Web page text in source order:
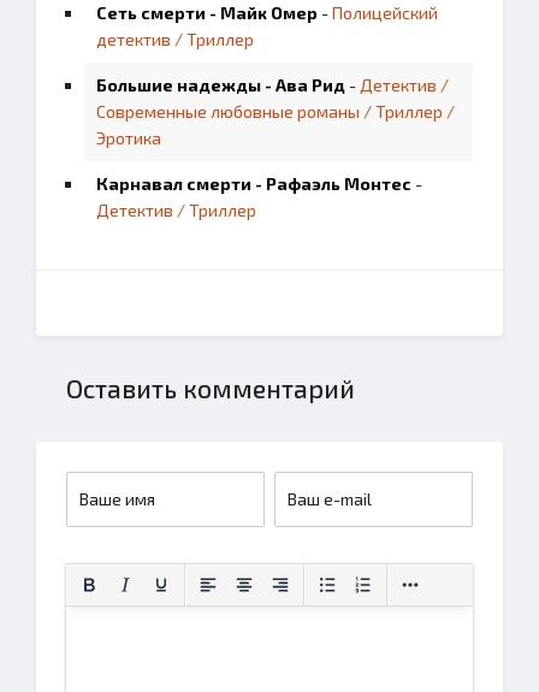
Сеть смерти - Майк Омер -Полицейский
детектив / Триллер
Большие надежды - Ава Рид - Детектив /
Современные любовные романы / Триллер /
Эротика
Карнавал смерти - Рафаэль Монтес -
Детектив / Триллер
Оставить комментарий